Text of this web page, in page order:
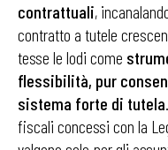
contrattuali,
contratto a tutele
tesse le lodi come
flessibilità, pur
sistema forte di tutela
fiscali concessi con la